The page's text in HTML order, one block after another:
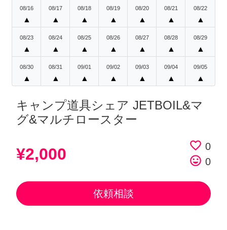
08/16
▲
08/17
▲
08/18
▲
08/19
▲
08/20
▲
08/21
▲
08/22
▲
08/23
▲
08/24
▲
08/25
▲
08/26
▲
08/27
▲
08/28
▲
08/29
▲
08/30
▲
08/31
▲
09/01
▲
09/02
▲
09/03
▲
09/04
▲
09/05
▲
キャンプ道具シェア JETBOIL&マ
グ&マルチロースター
¥2,000 favorite_border 0
tag_faces 0
依頼相談